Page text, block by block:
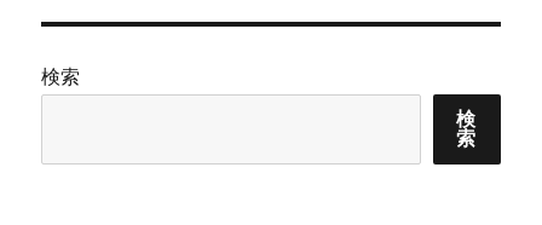
検索
検
索